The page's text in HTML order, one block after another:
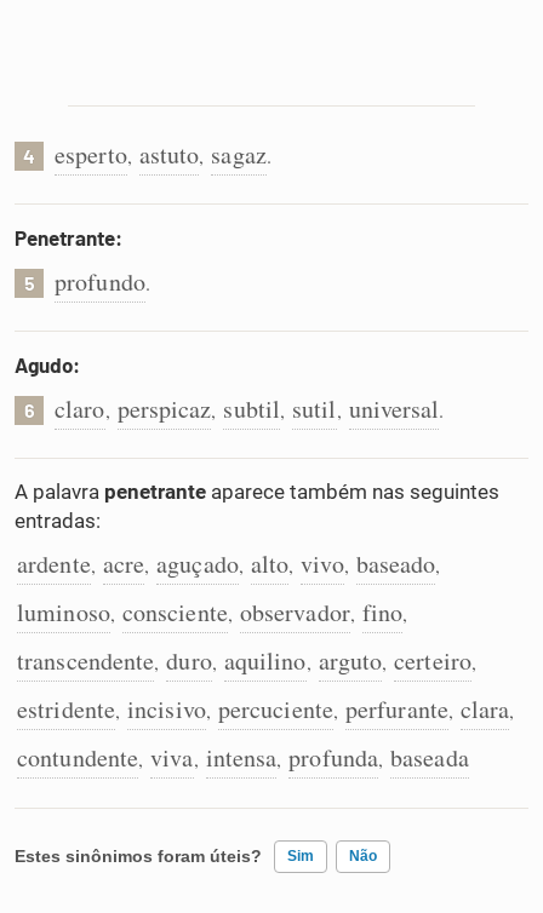
4 esperto, astuto, sagaz.
Penetrante:
5 profundo.
Agudo:
6 claro, perspicaz, subtil, sutil, universal.
A palavra penetrante aparece também nas seguintes
entradas:
ardente, acre, aguçado, alto, vivo, baseado,
luminoso, consciente, observador, fino,
transcendente, duro, aquilino, arguto, certeiro,
estridente, incisivo, percuciente, perfurante, clara,
contundente, viva, intensa, profunda, baseada
Estes sinônimos foram úteis? Sim Não